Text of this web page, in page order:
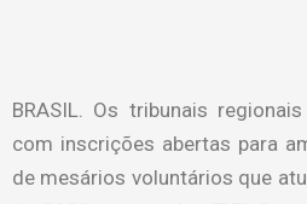
BRASIL. Os tribunais
com inscrições abertas para
de mesários voluntários que